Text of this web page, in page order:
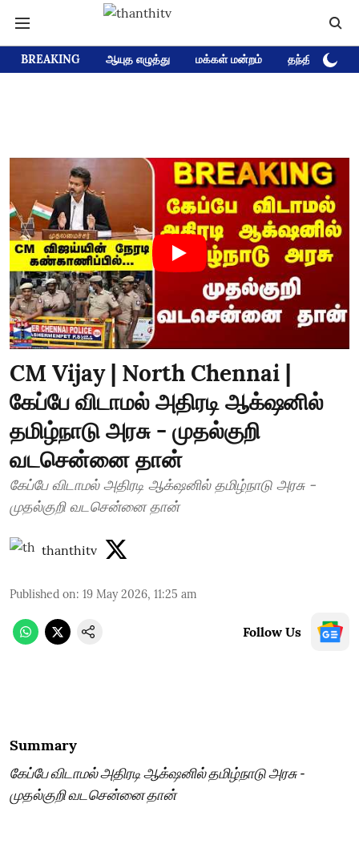
BREAKING ஆயுத எழுத்து மக்கள் மன்றம் தந்தி டிவி
CM Vijay | North Chennai |
கேப்பே விடாமல் அதிரடி ஆக்‌ஷனில்
தமிழ்நாடு அரசு - முதல்குறி
வடசென்னை தான்
கேப்பே விடாமல் அதிரடி ஆக்‌ஷனில் தமிழ்நாடு அரசு -
முதல்குறி வடசென்னை தான்
thanthitv
Published on: 19 May 2026, 11:25 am
Follow Us
Summary
கேப்பே விடாமல் அதிரடி ஆக்‌ஷனில் தமிழ்நாடு அரசு -
முதல்குறி வடசென்னை தான்